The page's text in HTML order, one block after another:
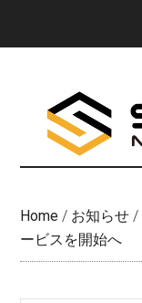
Home / お知らせ /
ービスを開始へ